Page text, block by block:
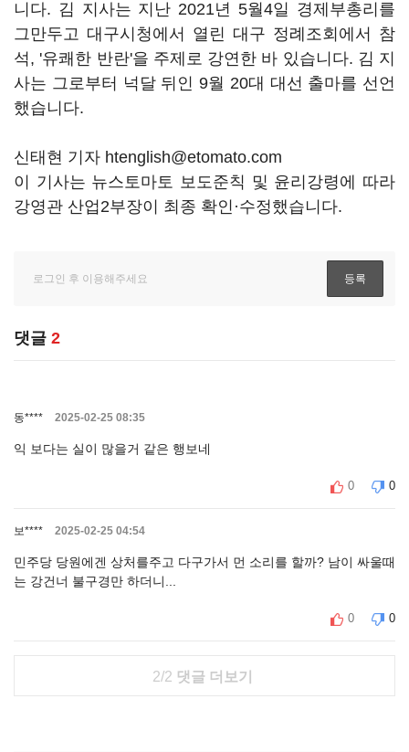
니다. 김 지사는 지난 2021년 5월4일 경제부총리를
그만두고 대구시청에서 열린 대구 정례조회에서 참
석, '유쾌한 반란'을 주제로 강연한 바 있습니다. 김 지
사는 그로부터 넉달 뒤인 9월 20대 대선 출마를 선언
했습니다.
신태현 기자 htenglish@etomato.com
이 기사는 뉴스토마토 보도준칙 및 윤리강령에 따라
강영관 산업2부장이 최종 확인·수정했습니다.
댓글 2
동**** 2025-02-25 08:35
익 보다는 실이 많을거 같은 행보네
0 0
보**** 2025-02-25 04:54
민주당 당원에겐 상처를주고 다구가서 먼 소리를 할까? 남이 싸울때
는 강건너 불구경만 하더니...
0 0
2/2 댓글 더보기